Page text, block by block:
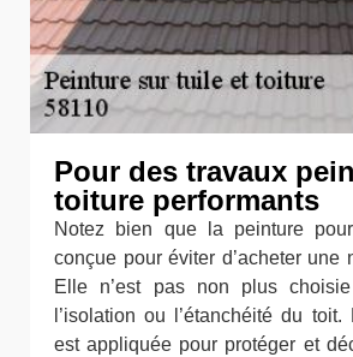
Pour des travaux
toiture performants
Notez bien que la peinture
conçue pour éviter d’acheter une
Elle n’est pas non plus
l’isolation ou l’étanchéité du
est appliquée pour protéger et